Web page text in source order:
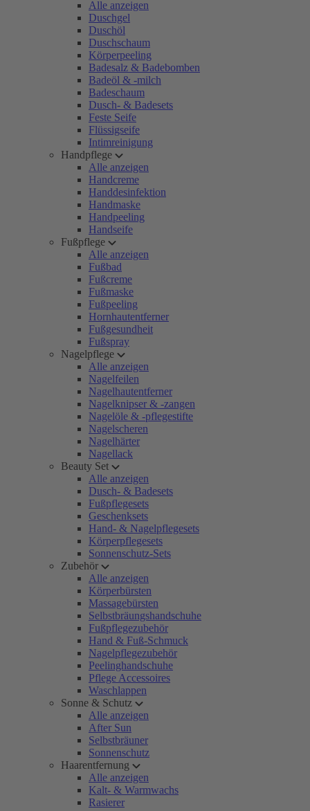
Alle anzeigen
Duschgel
Duschöl
Duschschaum
Körperpeeling
Badesalz & Badebomben
Badeöl & -milch
Badeschaum
Dusch- & Badesets
Feste Seife
Flüssigseife
Intimreinigung
Handpflege
Alle anzeigen
Handcreme
Handdesinfektion
Handmaske
Handpeeling
Handseife
Fußpflege
Alle anzeigen
Fußbad
Fußcreme
Fußmaske
Fußpeeling
Hornhautentferner
Fußgesundheit
Fußspray
Nagelpflege
Alle anzeigen
Nagelfeilen
Nagelhautentferner
Nagelknipser & -zangen
Nagelöle & -pflegestifte
Nagelscheren
Nagelhärter
Nagellack
Beauty Set
Alle anzeigen
Dusch- & Badesets
Fußpflegesets
Geschenksets
Hand- & Nagelpflegesets
Körperpflegesets
Sonnenschutz-Sets
Zubehör
Alle anzeigen
Körperbürsten
Massagebürsten
Selbstbräungshandschuhe
Fußpflegezubehör
Hand & Fuß-Schmuck
Nagelpflegezubehör
Peelinghandschuhe
Pflege Accessoires
Waschlappen
Sonne & Schutz
Alle anzeigen
After Sun
Selbstbräuner
Sonnenschutz
Haarentfernung
Alle anzeigen
Kalt- & Warmwachs
Rasierer